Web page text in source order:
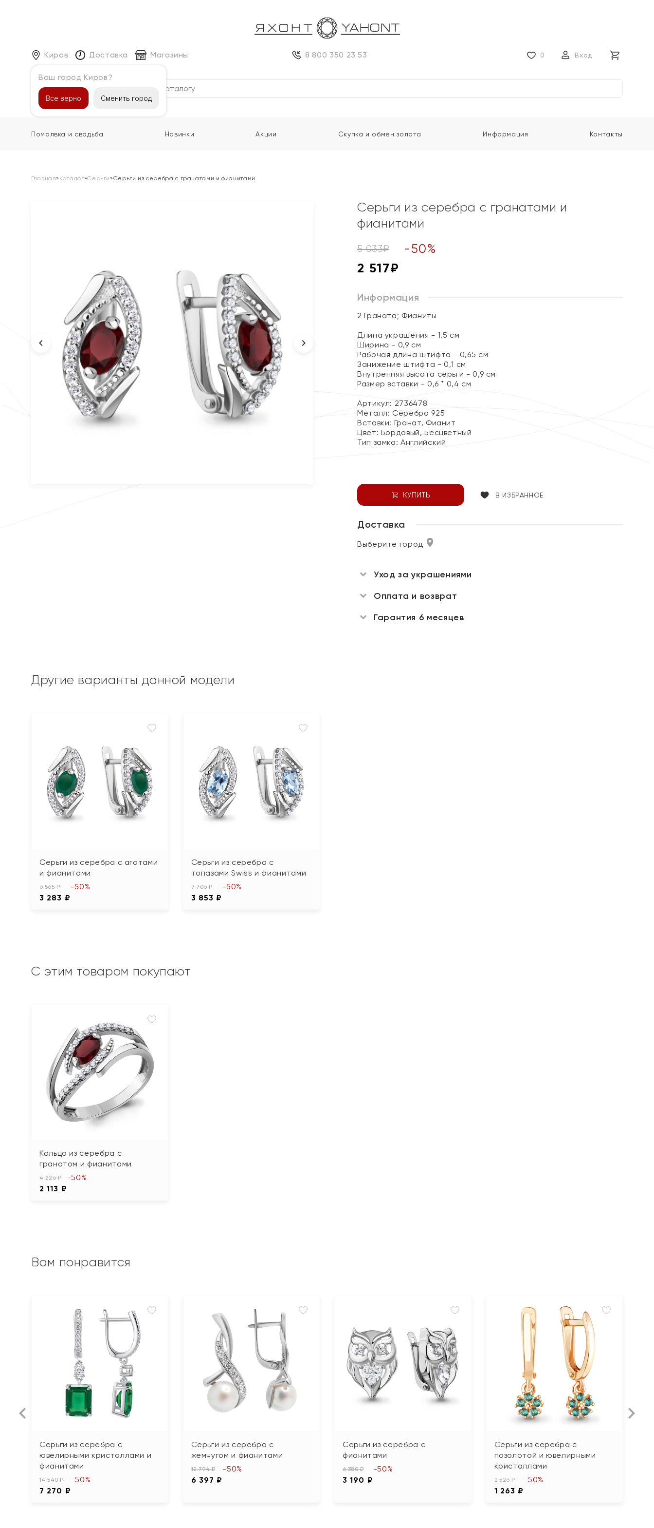
Киров
Ваш город Киров?
Все верно Сменить город
Доставка Магазины 8 800 350 23 53 0 Вход
Каталог
Помолвка и свадьба Новинки Акции Скупка и обмен золота Информация Контакты
Главная» Каталог»Серьги »Серьги из серебра с гранатами и фианитами
Серьги из серебра с гранатами и
фианитами
5 033₽ -50%
2 517₽
Информация
2 Граната; Фианиты
Длина украшения - 1,5 см
Ширина - 0,9 см
Рабочая длина штифта - 0,65 см
Занижение штифта - 0,1 см
Внутренняя высота серьги - 0,9 см
Размер вставки - 0,6 * 0,4 см
Артикул: 2736478
Металл: Серебро 925
Вставки: Гранат, Фианит
Цвет: Бордовый, Бесцветный
Тип замка:Английский
КУПИТЬ В ИЗБРАННОЕ
Доставка
Выберите город
Уход за украшениями
Оплата и возврат
Гарантия 6 месяцев
Другие варианты данной модели
Серьги из серебра с агатами
и фианитами
6 565 ₽
3 283 ₽
-50%
Серьги из серебра с
топазами Swiss и фианитами
7 706 ₽
3 853 ₽
-50%
С этим товаром покупают
Кольцо из серебра с
гранатом и фианитами
4 226 ₽
2 113 ₽
-50%
Вам понравится
Серьги из серебра с
ювелирными кристаллами и
фианитами
14 540 ₽
7 270 ₽
-50%
Серьги из серебра с
жемчугом и фианитами
12 794 ₽
6 397 ₽
-50%
Серьги из серебра с
фианитами
6 380 ₽
3 190 ₽
-50%
Серьги из серебра с
позолотой и ювелирными
кристаллами
2 526 ₽
1 263 ₽
-50%